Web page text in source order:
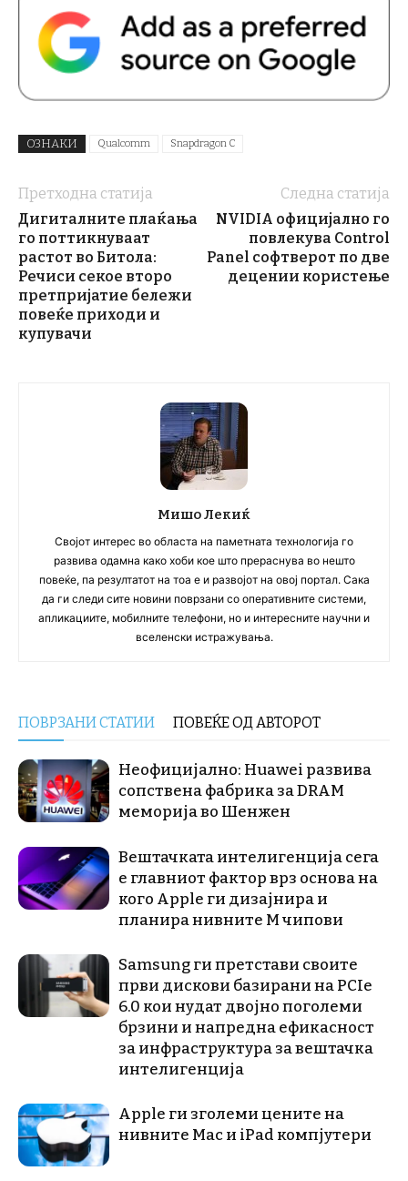
ОЗНАКИ Qualcomm Snapdragon C
Претходна статија
Дигиталните плаќања
го поттикнуваат
растот во Битола:
Речиси секое второ
претпријатие бележи
повеќе приходи и
купувачи
Следна статија
NVIDIA официјално го
повлекува Control
Panel софтверот по две
децении користење
Мишо Лекиќ
Својот интерес во областа на паметната технологија го
развива одамна како хоби кое што прераснува во нешто
повеќе, па резултатот на тоа е и развојот на овој портал. Сака
да ги следи сите новини поврзани со оперативните системи,
апликациите, мобилните телефони, но и интересните научни и
вселенски истражувања.
ПОВРЗАНИ СТАТИИ ПОВЕЌЕ ОД АВТОРОТ
Неофицијално: Huawei развива
сопствена фабрика за DRAM
меморија во Шенжен
Вештачката интелигенција сега
е главниот фактор врз основа на
кого Apple ги дизајнира и
планира нивните М чипови
Samsung ги претстави своите
први дискови базирани на PCIe
6.0 кои нудат двојно поголеми
брзини и напредна ефикасност
за инфраструктура за вештачка
интелигенција
Apple ги зголеми цените на
нивните Mac и iPad компјутери